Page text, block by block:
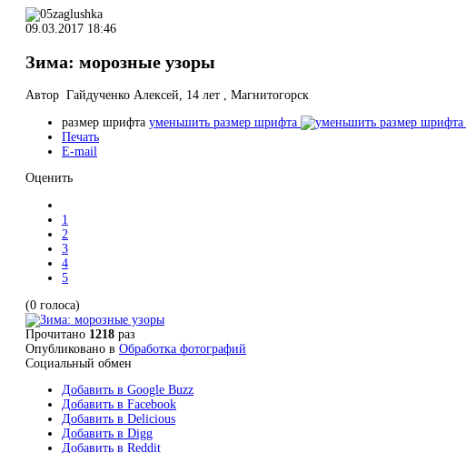
09.03.2017 18:46
Зима: морозные узоры
Автор Гайдученко Алексей, 14 лет , Магнитогорск
размер шрифта уменьшить размер шрифта
Печать
E-mail
Оценить
1
2
3
4
5
(0 голоса)
Прочитано 1218 раз
Опубликовано в Обработка фотографий
Социальный обмен
Добавить в Google Buzz
Добавить в Facebook
Добавить в Delicious
Добавить в Digg
Добавить в Reddit